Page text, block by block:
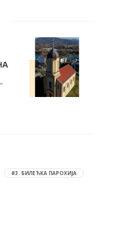
#3. БИЛЕЋКА ПАРОХИЈА